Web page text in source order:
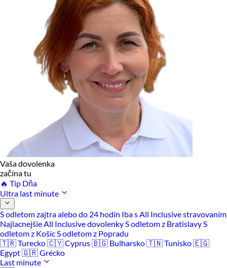
Vaša dovolenka
začína tu
🔥 Tip Dňa
Ultra last minute
S odletom zajtra alebo do 24 hodín Iba s All Inclusive stravovaním
Najlacnejšie All Inclusive dovolenkyS odletom z BratislavyS
odletom z KošícS odletom z Popradu
🇹🇷 Turecko🇨🇾 Cyprus🇧🇬 Bulharsko🇹🇳 Tunisko🇪🇬
Egypt🇬🇷 Grécko
Last minute
Technické a nevyhnutné cookies
Analytické a marketingové cookies
Reklamné úložisko
Reklamné používateľské dáta
Personalizácia reklám
Povoliť vybrané
Odmietnuť